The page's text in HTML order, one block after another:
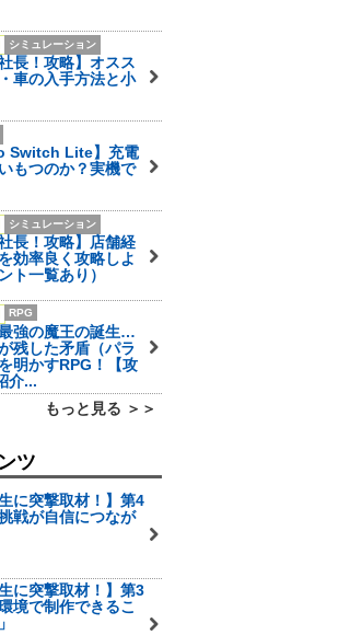
シミュレーション
長！攻略】オスス
車の入手方法と小
Switch Lite】充電
もつのか？実機で
シミュレーション
長！攻略】店舗経
効率良く攻略しよ
ト一覧あり）
RPG
最強の魔王の誕生…
残した矛盾（パラ
明かすRPG！【攻
介...
もっと見る ＞＞
ツ
に突撃取材！】第4
戦が自信につなが
に突撃取材！】第3
境で制作できるこ